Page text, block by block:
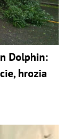
Dolphin:
hrozia